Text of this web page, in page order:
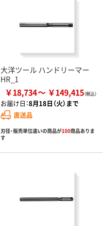
大洋ツール ハンドリーマー
HR_1
￥18,734 ￥149,415
お届け日：8月18日（火）まで
直送品
刃径・販売単位違いの商品が100商品ありま
す